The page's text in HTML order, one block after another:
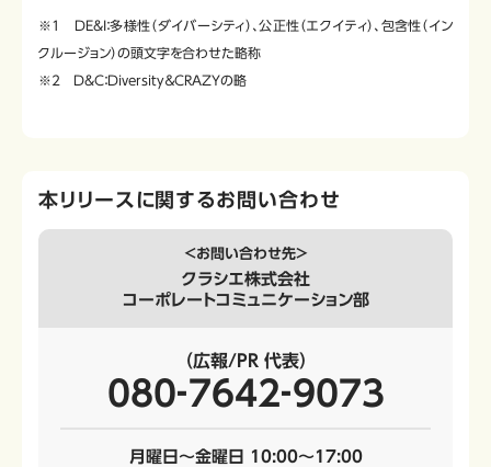
※1 DE&I：多様性（ダイバーシティ）、公正性（エクイティ）、包含性（イン
クルージョン）の頭文字を合わせた略称
※2 D&C：Diversity＆CRAZYの略
本リリースに関するお問い合わせ
＜お問い合わせ先＞
クラシエ株式会社
コーポレートコミュニケーション部
（広報/PR 代表）
080‐7642‐9073
月曜日～金曜日 10:00～17:00